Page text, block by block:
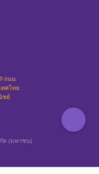
ถนน
ทศไทย
ย์
ด (มหาชน)